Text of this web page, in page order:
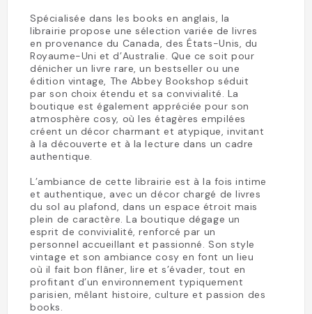
Spécialisée dans les books en anglais, la
librairie propose une sélection variée de livres
en provenance du Canada, des États-Unis, du
Royaume-Uni et d’Australie. Que ce soit pour
dénicher un livre rare, un bestseller ou une
édition vintage, The Abbey Bookshop séduit
par son choix étendu et sa convivialité. La
boutique est également appréciée pour son
atmosphère cosy, où les étagères empilées
créent un décor charmant et atypique, invitant
à la découverte et à la lecture dans un cadre
authentique.
L’ambiance de cette librairie est à la fois intime
et authentique, avec un décor chargé de livres
du sol au plafond, dans un espace étroit mais
plein de caractère. La boutique dégage un
esprit de convivialité, renforcé par un
personnel accueillant et passionné. Son style
vintage et son ambiance cosy en font un lieu
où il fait bon flâner, lire et s’évader, tout en
profitant d’un environnement typiquement
parisien, mêlant histoire, culture et passion des
books.